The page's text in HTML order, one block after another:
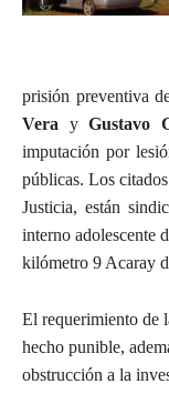
prisión preventiva
Vera yGustavo
imputación por
públicas. Los
Justicia, están
interno adolescente
kilómetro 9 Acaray
El requerimiento de
hecho punible,
obstrucción a la